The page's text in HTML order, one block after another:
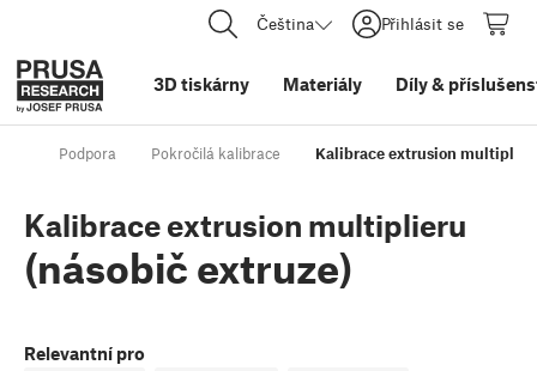
Čeština Přihlásit se
3D tiskárny Materiály Díly&
Podpora Pokročilá kalibrace Kalibrace extrusion
Kalibrace extrusion multiplieru
(násobič extruze)
Relevantní pro